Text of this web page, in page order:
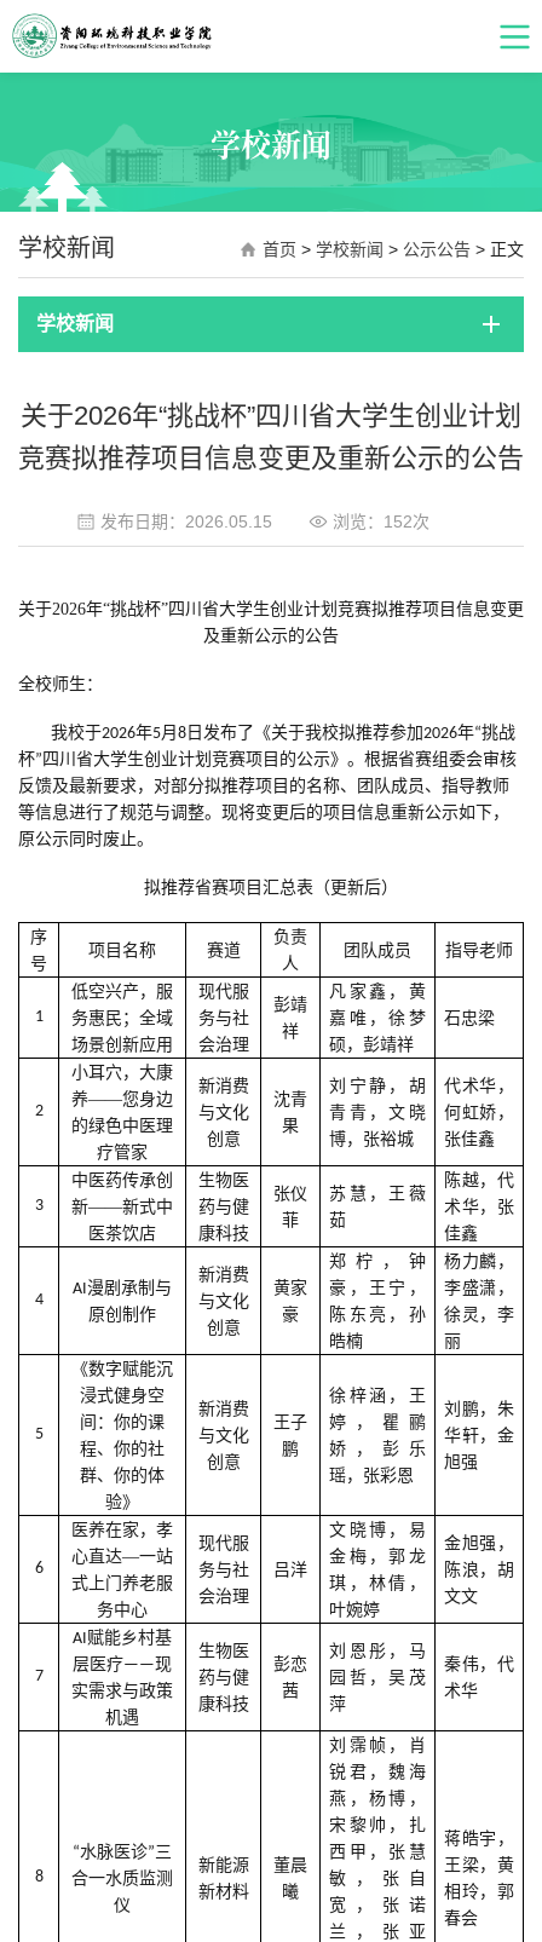
学校新闻
学校新闻 首页 > 学校新闻 > 公示公告 > 正文
学校新闻
关于2026年“挑战杯”四川省大学生创业计划
竞赛拟推荐项目信息变更及重新公示的公告
发布日期：2026.05.15 浏览： 152次
关于2026年“挑战杯”四川省大学生创业计划竞赛拟推荐项目信息变更
及重新公示的公告
全校师生：
我校于2026年5月8日发布了《关于我校拟推荐参加2026年“挑战
杯”四川省大学生创业计划竞赛项目的公示》。根据省赛组委会审核
反馈及最新要求，对部分拟推荐项目的名称、团队成员、指导教师
等信息进行了规范与调整。现将变更后的项目信息重新公示如下，
原公示同时废止。
拟推荐省赛项目汇总表（更新后）
序
号
项目名称 赛道
负责
人
团队成员 指导老师
1
低空兴产，服
务惠民；全域
场景创新应用
现代服
务与社
会治理
彭靖
祥
凡家鑫，黄
嘉唯，徐梦
硕，彭靖祥
石忠梁
2
小耳穴，大康
养——您身边
的绿色中医理
疗管家
新消费
与文化
创意
沈青
果
刘宁静，胡
青青，文晓
博，张裕城
代术华，
何虹娇，
张佳鑫
3
中医药传承创
新——新式中
医茶饮店
生物医
药与健
康科技
张仪
菲
苏慧，王薇
茹
陈越，代
术华，张
佳鑫
4
AI漫剧承制与
原创制作
新消费
与文化
创意
黄家
豪
郑柠，钟
豪，王宁，
陈东亮，孙
皓楠
杨力麟，
李盛潇，
徐灵，李
丽
5
《数字赋能沉
浸式健身空
间：你的课
程、你的社
群、你的体
验》
新消费
与文化
创意
王子
鹏
徐梓涵，王
婷，瞿鹂
娇，彭乐
瑶，张彩恩
刘鹏，朱
华轩，金
旭强
6
医养在家，孝
心直达—一站
式上门养老服
务中心
现代服
务与社
会治理
吕洋
文晓博，易
金梅，郭龙
琪，林倩，
叶婉婷
金旭强，
陈浪，胡
文文
7
AI赋能乡村基
层医疗——现
实需求与政策
机遇
生物医
药与健
康科技
彭恋
茜
刘恩彤，马
园哲，吴茂
萍
秦伟，代
术华
8
“水脉医诊”三
合一水质监测
仪
新能源
新材料
董晨
曦
刘霈帧，肖
锐君，魏海
燕，杨博，
宋黎帅，扎
西甲，张慧
敏，张自
宽，张诺
兰，张亚
蒋皓宇，
王梁，黄
相玲，郭
春会